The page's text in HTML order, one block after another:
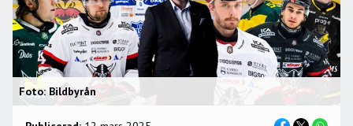
Foto: Bildbyrån